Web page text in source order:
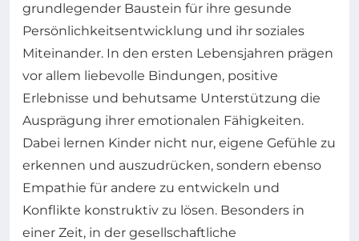
grundlegender Baustein für ihre gesunde
Persönlichkeitsentwicklung und ihr soziales
Miteinander. In den ersten Lebensjahren prägen
vor allem liebevolle Bindungen, positive
Erlebnisse und behutsame Unterstützung die
Ausprägung ihrer emotionalen Fähigkeiten.
Dabei lernen Kinder nicht nur, eigene Gefühle zu
erkennen und auszudrücken, sondern ebenso
Empathie für andere zu entwickeln und
Konflikte konstruktiv zu lösen. Besonders in
einer Zeit, in der gesellschaftliche